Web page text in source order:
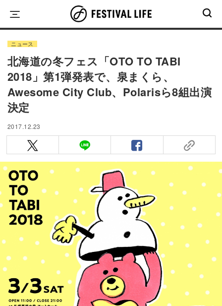
content
ニュース
北海道の冬フェス「OTO TO TABI
2018」第1弾発表で、泉まくら、
Awesome City Club、Polarisら8組出演
決定
2017.12.23